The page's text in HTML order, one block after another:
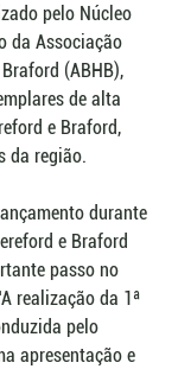
pelo Núcleo
da Associação
(ABHB),
de alta
e Braford,
da região.
durante
e Braford
passo no
realização da 1ª
pelo
apresentação e